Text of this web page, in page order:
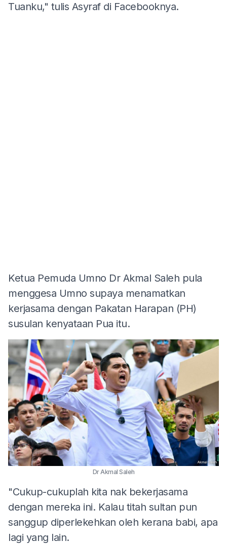
Tuanku," tulis Asyraf di Facebooknya.
Ketua Pemuda Umno Dr Akmal Saleh pula
menggesa Umno supaya menamatkan
kerjasama dengan Pakatan Harapan (PH)
susulan kenyataan Pua itu.
Dr Akmal Saleh
"Cukup-cukuplah kita nak bekerjasama
dengan mereka ini. Kalau titah sultan pun
sanggup diperlekehkan oleh kerana babi, apa
lagi yang lain.